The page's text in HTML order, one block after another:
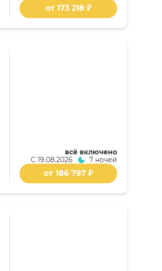
от 173 218 ₽
всё включено
С 19.08.2026 7 ночей
от 186 797 ₽